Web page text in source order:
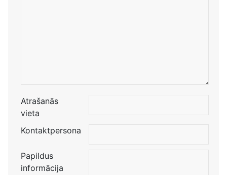
Atrašanās
vieta
Kontaktpersona
Papildus
informācija